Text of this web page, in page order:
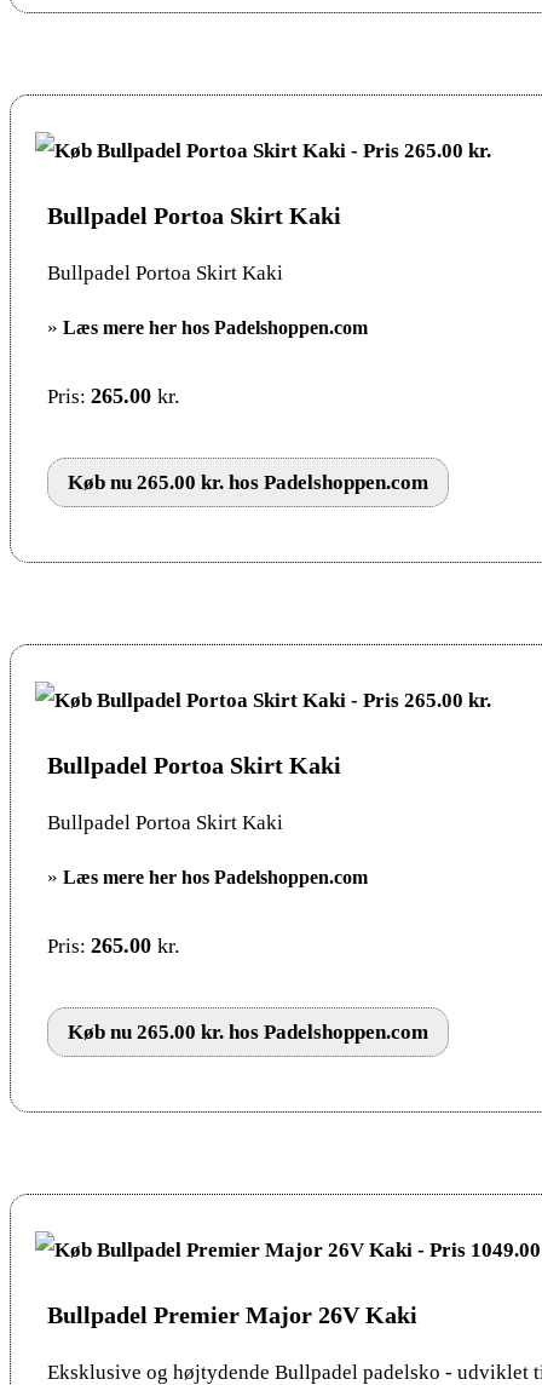
Bullpadel Portoa Skirt Kaki
Bullpadel Portoa Skirt Kaki
» Læs mere her hos Padelshoppen.com
Pris: 265.00 kr.
Køb nu 265.00 kr. hos Padelshoppen.com
Bullpadel Portoa Skirt Kaki
Bullpadel Portoa Skirt Kaki
» Læs mere her hos Padelshoppen.com
Pris: 265.00 kr.
Køb nu 265.00 kr. hos Padelshoppen.com
Bullpadel Premier Major 26V Kaki
Eksklusive og højtydende Bullpadel padelsko - udviklet